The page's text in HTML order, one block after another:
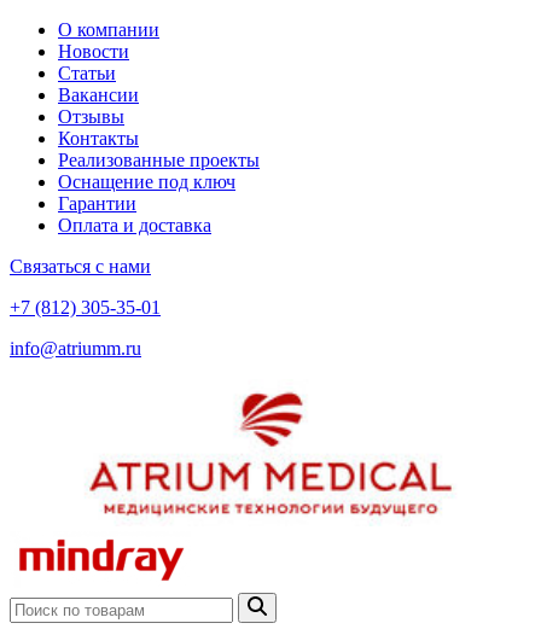
О компании
Новости
Статьи
Вакансии
Отзывы
Контакты
Реализованные проекты
Оснащение под ключ
Гарантии
Оплата и доставка
Связаться с нами
+7 (812) 305-35-01
info@atriumm.ru